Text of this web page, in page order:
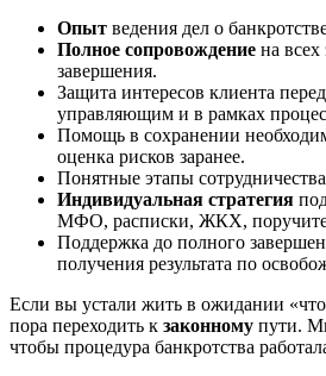
Опыт ведения дел о
Полное сопровождение на
завершения.
Защита интересов клиента
управляющим и в рамках
Помощь в сохранении
оценка рисков заранее.
Понятные этапы
Индивидуальная стратегия
МФО, расписки, ЖКХ,
Поддержка до полного
получения результата по
Если вы устали жить в ожидании «что
пора переходить к законному пути.
чтобы процедура банкротства